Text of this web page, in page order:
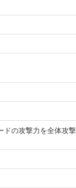
ドの攻撃力を全体攻